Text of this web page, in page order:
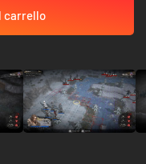
carrello